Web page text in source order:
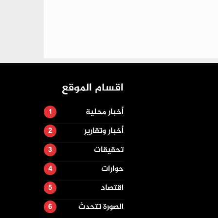
اقسام الموقع
أخبار محلية
أخبار وتقارير
تحقيقات
حوارات
اقتصاد
الصورة تتحدث